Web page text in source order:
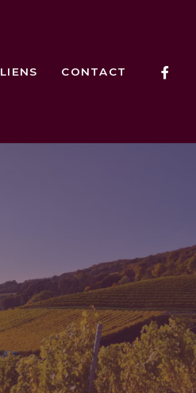
LIENS CONTACT